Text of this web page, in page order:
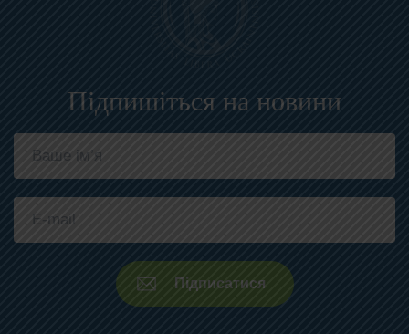
17
july
2:00
Габілітаційна лекція д-ра Світлани
Підпишіться на новини